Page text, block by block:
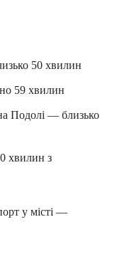
50 хвилин
59 хвилин
Подолі — близько
хвилин з
у місті —